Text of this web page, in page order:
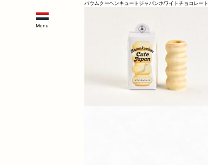
バウムクーヘンキュートジャパンホワイトチョコレート